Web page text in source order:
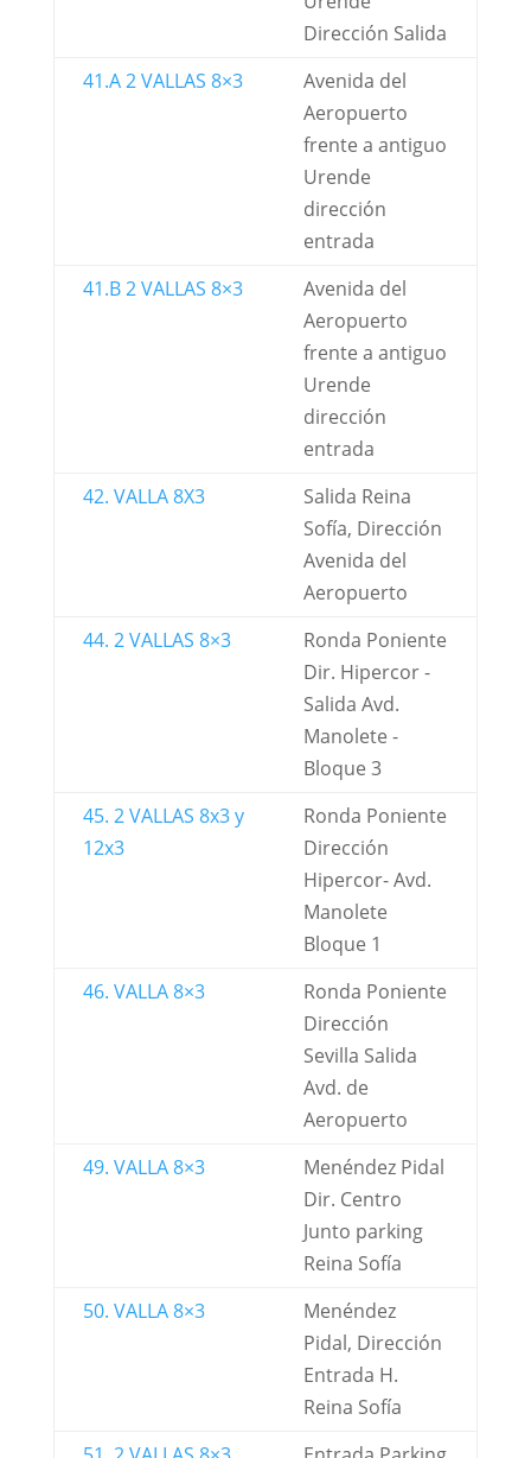
Dirección Salida
41.A 2 VALLAS 8×3
Avenida del
Aeropuerto
frente a antiguo
Urende
dirección
entrada
41.B 2 VALLAS 8×3
Avenida del
Aeropuerto
frente a antiguo
Urende
dirección
entrada
42. VALLA 8X3
Salida Reina
Sofía, Dirección
Avenida del
Aeropuerto
44. 2 VALLAS 8×3
Ronda Poniente
Dir. Hipercor -
Salida Avd.
Manolete -
Bloque 3
45. 2 VALLAS 8x3 y
12x3
Ronda Poniente
Dirección
Hipercor- Avd.
Manolete
Bloque 1
46. VALLA 8×3
Ronda Poniente
Dirección
Sevilla Salida
Avd. de
Aeropuerto
49. VALLA 8×3
Menéndez Pidal
Dir. Centro
Junto parking
Reina Sofía
50. VALLA 8×3
Menéndez
Pidal, Dirección
Entrada H.
Reina Sofía